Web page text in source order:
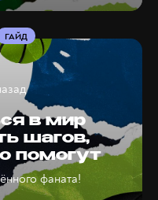
в мир
шагов,
помогут
фаната!
ГАЙД